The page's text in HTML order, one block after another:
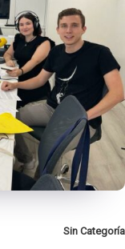
Sin Categoría